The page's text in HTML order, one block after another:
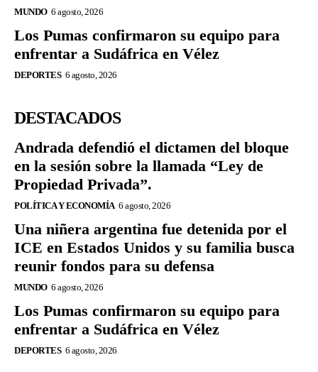
MUNDO 6 agosto, 2026
Los Pumas confirmaron su equipo para
enfrentar a Sudáfrica en Vélez
DEPORTES 6 agosto, 2026
DESTACADOS
Andrada defendió el dictamen del bloque
en la sesión sobre la llamada “Ley de
Propiedad Privada”.
POLÍTICA Y ECONOMÍA 6 agosto, 2026
Una niñera argentina fue detenida por el
ICE en Estados Unidos y su familia busca
reunir fondos para su defensa
MUNDO 6 agosto, 2026
Los Pumas confirmaron su equipo para
enfrentar a Sudáfrica en Vélez
DEPORTES 6 agosto, 2026